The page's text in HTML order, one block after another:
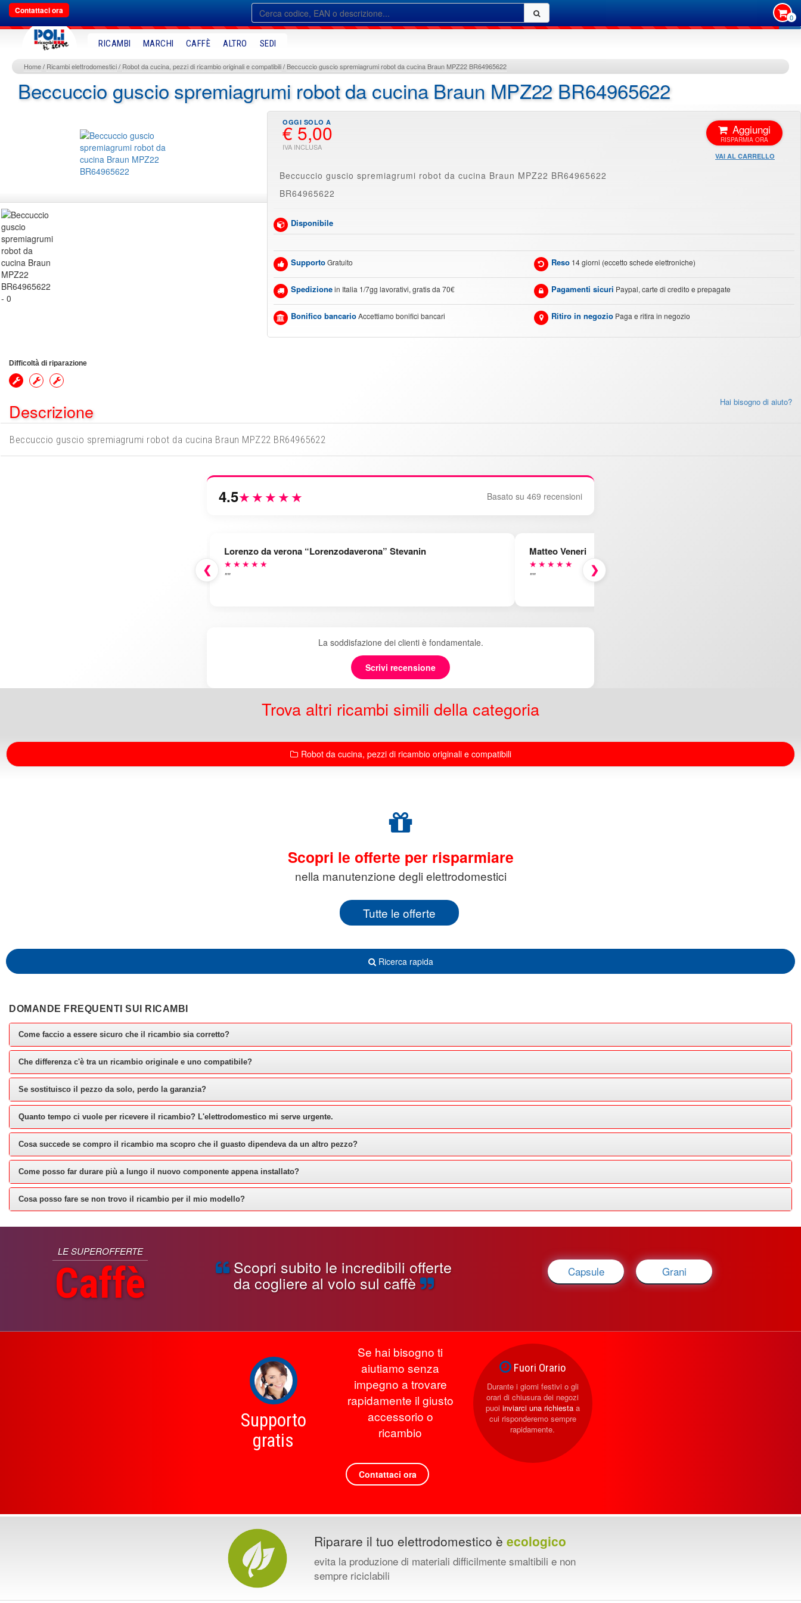
Contattaci ora
0
RICAMBI MARCHI CAFFÈ ALTRO SEDI
Home Ricambi elettrodomestici Robot da cucina, pezzi di ricambio originali e compatibili Beccuccio guscio spremiagrumi robot da cucina Braun MPZ22 BR64965622
Beccuccio guscio spremiagrumi robot da cucina Braun MPZ22 BR64965622
€ 5,00 Aggiungi
VAI AL CARRELLO
Beccuccio guscio spremiagrumi robot da cucina Braun MPZ22 BR64965622
BR64965622
Disponibile
SupportoGratuito Reso 14 giorni (eccetto schede elettroniche)
Spedizionein Italia 1/7gg lavorativi, gratis da 70€ Pagamenti sicuri Paypal, carte di credito e prepagate
Bonifico bancarioAccettiamo bonifici bancari Ritiro in negozio Paga e ritira in negozio
Difficoltà di riparazione
Hai bisogno di aiuto?
Descrizione
Beccuccio guscio spremiagrumi robot da cucina Braun MPZ22 BR64965622
4.5★★★★★ Basato su 469 recensioni
❮
Lorenzo da verona “Lorenzodaverona” Stevanin
★★★★★
""
Matteo Veneri
★★★★★
""
❯
La soddisfazione dei clienti è fondamentale.
Scrivi recensione
Trova altri ricambi simili della categoria
Robot da cucina, pezzi di ricambio originali e compatibili
Scopri le offerte per risparmiare
nella manutenzione degli elettrodomestici
Tutte le offerte
Ricerca rapida
DOMANDE FREQUENTI SUI RICAMBI
Come faccio a essere sicuro che il ricambio sia corretto?
Che differenza c'è tra un ricambio originale e uno compatibile?
Se sostituisco il pezzo da solo, perdo la garanzia?
Quanto tempo ci vuole per ricevere il ricambio? L'elettrodomestico mi serve urgente.
Cosa succede se compro il ricambio ma scopro che il guasto dipendeva da un altro pezzo?
Come posso far durare più a lungo il nuovo componente appena installato?
Cosa posso fare se non trovo il ricambio per il mio modello?
LE SUPEROFFERTE
Caffè Scopri subito le incredibili offerte
da cogliere al volo sul caffè
Capsule Grani
Supporto
gratis
Se hai bisogno ti
aiutiamo senza
impegno a trovare
rapidamente il giusto
accessorio o
ricambio
Contattaci ora
Fuori Orario
Durante i giorni festivi o gli
orari di chiusura dei negozi
puoi inviarci una richiestaa
cui risponderemo sempre
rapidamente.
Riparare il tuo elettrodomestico è ecologico
evita la produzione di materiali difficilmente smaltibili e non
sempre riciclabili